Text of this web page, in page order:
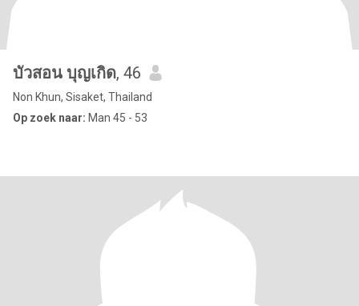
บัวสอน บุญเกิด, 46
Non Khun, Sisaket, Thailand
Op zoek naar: Man 45 - 53